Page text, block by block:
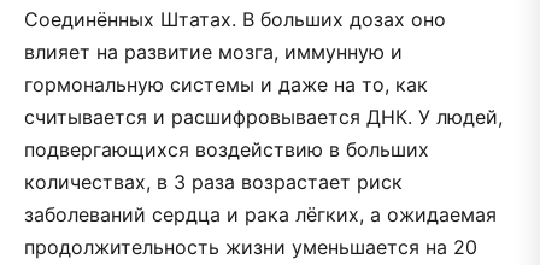
Соединённых Штатах. В больших дозах оно
влияет на развитие мозга, иммунную и
гормональную системы и даже на то, как
считывается и расшифровывается ДНК. У людей,
подвергающихся воздействию в больших
количествах, в 3 раза возрастает риск
заболеваний сердца и рака лёгких, а ожидаемая
продолжительность жизни уменьшается на 20